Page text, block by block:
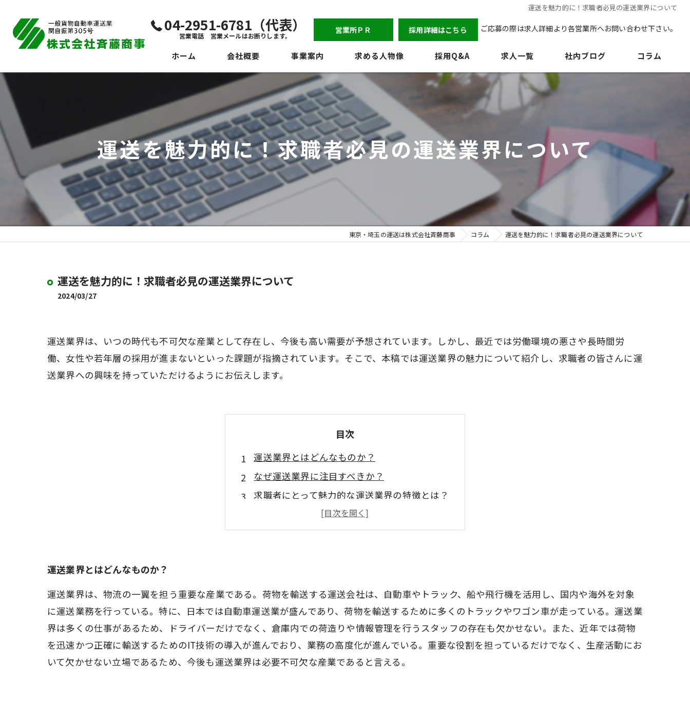
運送を魅力的に！求職者必見の運送業界について
04-2951-6781（代表）
営業電話 営業メールはお断りします。
営業所ＰＲ 採用詳細はこちら ご応募の際は求人詳細より各営業所へお問い合わせ下さい。
ホーム 会社概要
代表挨拶
ビジョン
社員紹介
事業案内 求める人物像 採用Q&A 求人一覧 社内ブログ コラム
運送を魅力的に！求職者必見の運送業界について
東京・埼玉の運送は株式会社斉藤商事 コラム 運送を魅力的に！求職者必見の運送業界について
運送を魅力的に！求職者必見の運送業界について
2024/03/27
運送業界は、いつの時代も不可欠な産業として存在し、今後も高い需要が予想されています。しかし、最近では労働環境の悪さや長時間労
働、女性や若年層の採用が進まないといった課題が指摘されています。そこで、本稿では運送業界の魅力について紹介し、求職者の皆さんに運
送業界への興味を持っていただけるようにお伝えします。
目次
運送業界とはどんなものか？
なぜ運送業界に注目すべきか？
求職者にとって魅力的な運送業界の特徴とは？
運送業界にはどんな種類の仕事があるの？
成功するために必要なスキルとは？
運送業界とはどんなものか？
運送業界は、物流の一翼を担う重要な産業である。荷物を輸送する運送会社は、自動車やトラック、船や飛行機を活用し、国内や海外を対象
に運送業務を行っている。特に、日本では自動車運送業が盛んであり、荷物を輸送するために多くのトラックやワゴン車が走っている。運送業
界は多くの仕事があるため、ドライバーだけでなく、倉庫内での荷造りや情報管理を行うスタッフの存在も欠かせない。また、近年では荷物
を迅速かつ正確に輸送するためのIT技術の導入が進んでおり、業務の高度化が進んでいる。重要な役割を担っているだけでなく、生産活動にお
いて欠かせない立場であるため、今後も運送業界は必要不可欠な産業であると言える。